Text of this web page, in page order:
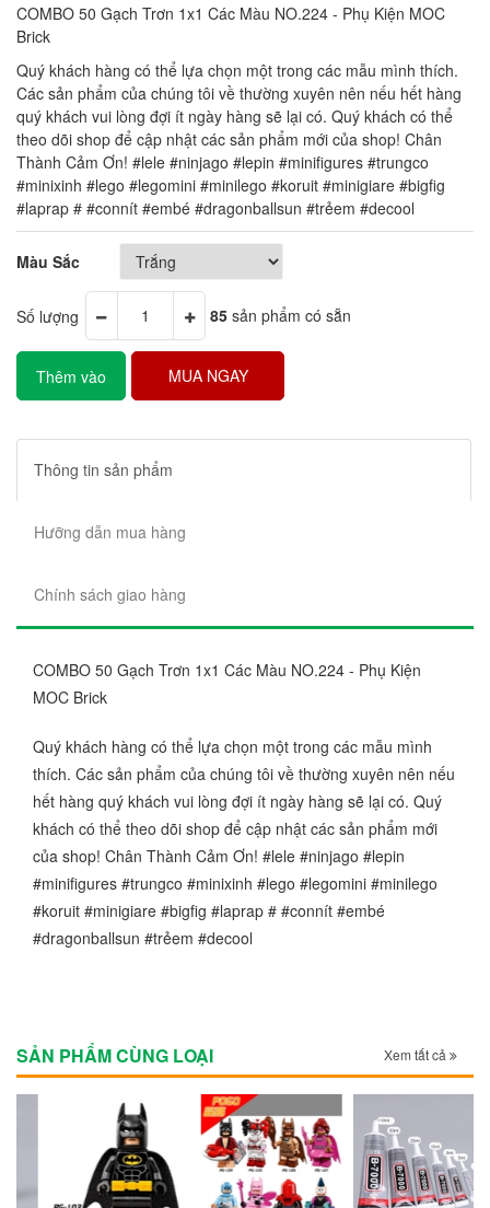
COMBO 50 Gạch Trơn 1x1 Các Màu NO.224 - Phụ Kiện MOC
Brick
Quý khách hàng có thể lựa chọn một trong các mẫu mình thích.
Các sản phẩm của chúng tôi về thường xuyên nên nếu hết hàng
quý khách vui lòng đợi ít ngày hàng sẽ lại có. Quý khách có thể
theo dõi shop để cập nhật các sản phẩm mới của shop! Chân
Thành Cảm Ơn! #lele #ninjago #lepin #minifigures #trungco
#minixinh #lego #legomini #minilego #koruit #minigiare #bigfig
#laprap # #connít #embé #dragonballsun #trẻem #decool
Màu Sắc
Số lượng 85 sản phẩm có sẵn
Thêm vào MUA NGAY
Thông tin sản phẩm
Hưỡng dẫn mua hàng
Chính sách giao hàng
COMBO 50 Gạch Trơn 1x1 Các Màu NO.224 - Phụ Kiện
MOC Brick
Quý khách hàng có thể lựa chọn một trong các mẫu mình
thích. Các sản phẩm của chúng tôi về thường xuyên nên nếu
hết hàng quý khách vui lòng đợi ít ngày hàng sẽ lại có. Quý
khách có thể theo dõi shop để cập nhật các sản phẩm mới
của shop! Chân Thành Cảm Ơn! #lele #ninjago #lepin
#minifigures #trungco #minixinh #lego #legomini #minilego
#koruit #minigiare #bigfig #laprap # #connít #embé
#dragonballsun #trẻem #decool
SẢN PHẨM CÙNG LOẠI Xem tất cả